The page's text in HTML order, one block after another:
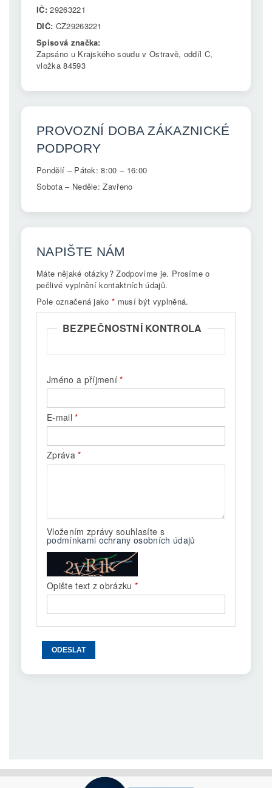
IČ:29263221
DIČ: CZ29263221
Spisová značka:
Zapsáno u Krajského soudu v Ostravě, oddíl C,
vložka 84593
PROVOZNÍ DOBA ZÁKAZNICKÉ
PODPORY
Pondělí – Pátek: 8:00 – 16:00
Sobota – Neděle: Zavřeno
NAPIŠTE NÁM
Máte nějaké otázky? Zodpovíme je. Prosíme o
pečlivé vyplnění kontaktních údajů.
Pole označená jako* musí být vyplněná.
BEZPEČNOSTNÍ KONTROLA
Jméno a příjmení
E-mail
Zpráva
Vložením zprávy souhlasíte s
podmínkami ochrany osobních údajů
Opište text z obrázku